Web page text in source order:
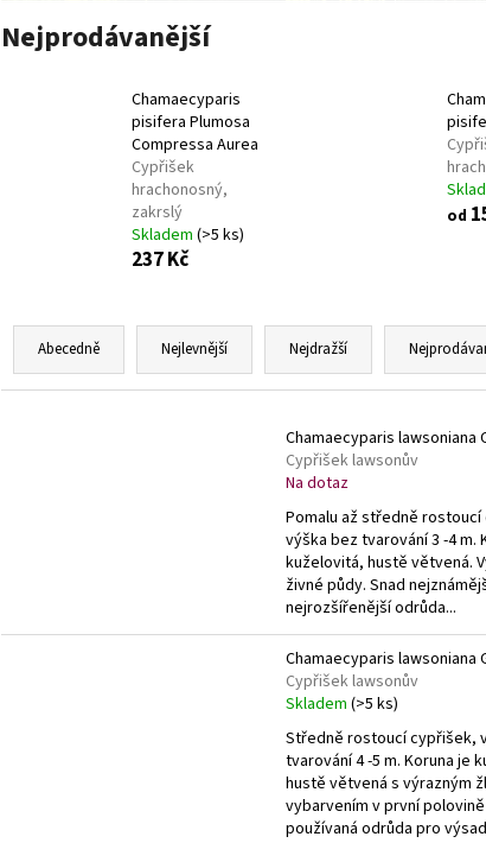
Nejprodávanější
Chamaecyparis
pisifera Plumosa
Compressa Aurea
Cypřišek
hrachonosný,
zakrslý
Skladem (>5 ks)
237 Kč
od
Ř
z
u
Abecedně Nejlevnější Nejdražší
o
Chamaecyparis lawsoniana
Cypřišek lawsonův
Na dotaz
Pomalu až středně
výška bez tvarování 3 -4 m.
kuželovitá, hustě větvená.
živné půdy. Snad
nejrozšířenější odrůda...
Chamaecyparis lawsoniana
Cypřišek lawsonův
Skladem (>5 ks)
Středně rostoucí cypřišek,
tvarování 4 -5 m. Koruna je
hustě větvená s výrazným
vybarvením v první
používaná odrůda pro
MENŠÍ
59 Kč